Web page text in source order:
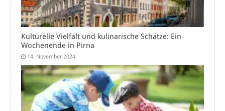
Kulturelle Vielfalt und kulinarische Schätze: Ein
Wochenende in Pirna
14. November 2024